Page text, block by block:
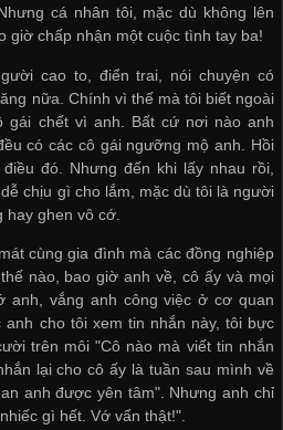
cá nhân tôi, mặc dù không lên
giờ chấp nhận một cuộc tình tay ba!
cao to, điển trai, nói chuyện có
nữa. Chính vì thế mà tôi biết ngoài
gái chết vì anh. Bất cứ nơi nào anh
có các cô gái ngưỡng mộ anh. Hồi
đó. Nhưng đến khi lấy nhau rồi,
chịu gì cho lắm, mặc dù tôi là người
hay ghen vô cớ.
cùng gia đình mà các đồng nghiệp
nào, bao giờ anh về, cô ấy và mọi
anh, vắng anh công việc ở cơ quan
cho tôi xem tin nhắn này, tôi bực
trên môi "Cô nào mà viết tin nhắn
lại cho cô ấy là tuần sau mình về
anh được yên tâm". Nhưng anh chỉ
gì hết. Vớ vẩn thật!".